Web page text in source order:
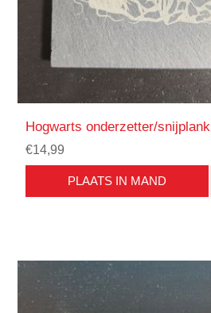
Hogwarts onderzetter/snijplank
€14,99